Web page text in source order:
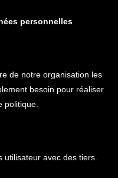
personnelles
de notre organisation les
besoin pour réaliser
politique.
avec des tiers.